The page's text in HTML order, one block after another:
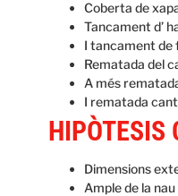
Coberta de
Tancament d’
I tancament de
Rematada del
A més
I rematada
HIPÒTESIS
Dimensions
Ample de la